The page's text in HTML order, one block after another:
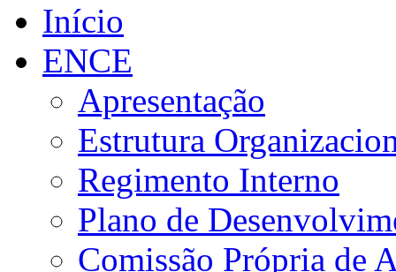
Início
ENCE
Apresentação
Estrutura
Regimento Interno
Plano de
Comissão Própria de